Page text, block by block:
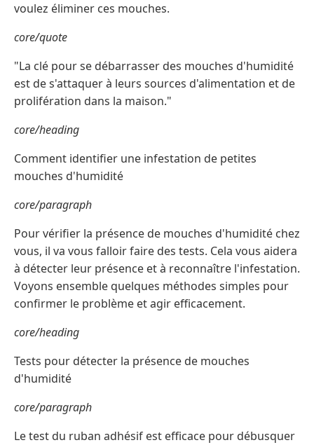
voulez éliminer ces mouches.
core/quote
"La clé pour se débarrasser des mouches d'humidité
est de s'attaquer à leurs sources d'alimentation et de
prolifération dans la maison."
core/heading
Comment identifier une infestation de petites
mouches d'humidité
core/paragraph
Pour vérifier la présence de mouches d'humidité chez
vous, il va vous falloir faire des tests. Cela vous aidera
à détecter leur présence et à reconnaître l'infestation.
Voyons ensemble quelques méthodes simples pour
confirmer le problème et agir efficacement.
core/heading
Tests pour détecter la présence de mouches
d'humidité
core/paragraph
Le test du ruban adhésif est efficace pour débusquer